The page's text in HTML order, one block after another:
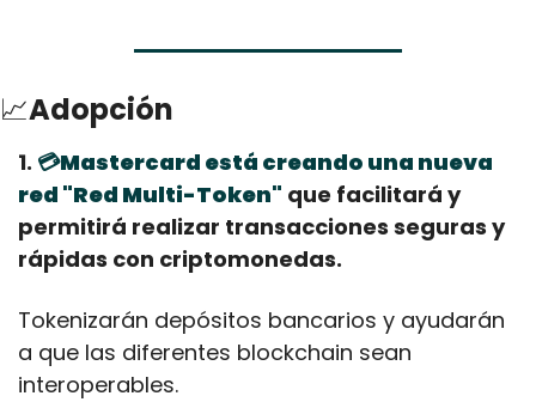
📈Adopción
1. 💳Mastercard está creando una nueva
red "Red Multi-Token" que facilitará y
permitirá realizar transacciones seguras y
rápidas con criptomonedas.
Tokenizarán depósitos bancarios y ayudarán
a que las diferentes blockchain sean
interoperables.